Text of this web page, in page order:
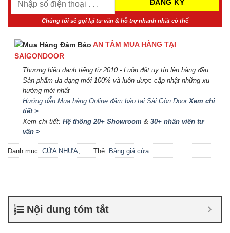
Chúng tôi sẽ gọi lại tư vấn & hỗ trợ nhanh nhất có thể
AN TÂM MUA HÀNG TẠI
SAIGONDOOR
Thương hiệu danh tiếng từ 2010 - Luôn đặt uy tín lên hàng đầu
Sản phẩm đa dạng mới 100% và luôn được cập nhật những xu
hướng mới nhất
Hướng dẫn Mua hàng Online đảm bảo tại Sài Gòn DoorXem chi
tiết >
Xem chi tiết: Hệ thống 20+ Showroom & 30+ nhân viên tư
vấn >
Danh mục: CỬA NHỰA,
Thẻ: Bảng giá cửa
nhiêu
là gì,
TPHCM,Cửa nhựa gỗ
Nội dung tóm tắt